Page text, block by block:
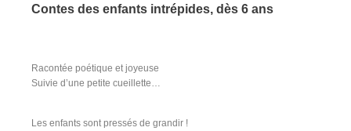
Contes des enfants intrépides, dès 6 ans
Racontée poétique et joyeuse
Suivie d’une petite cueillette…
Les enfants sont pressés de grandir !